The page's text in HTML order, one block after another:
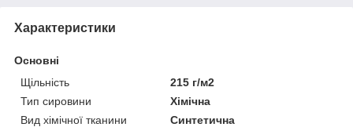
Характеристики
Основні
Щільність
215 г/м2
Тип сировини
Хімічна
Вид хімічної тканини
Синтетична